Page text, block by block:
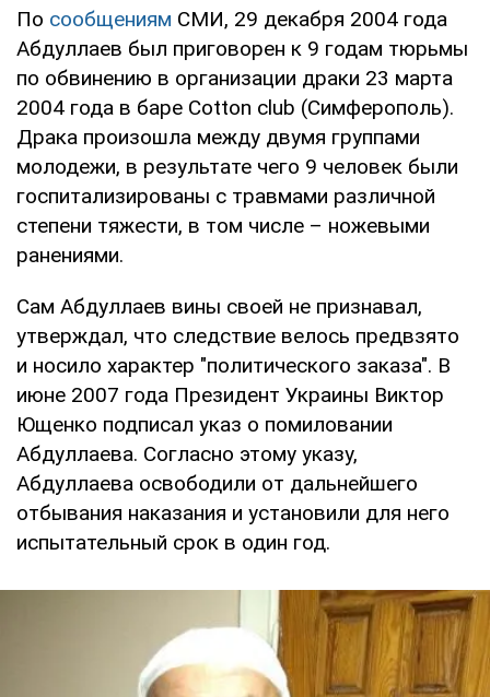
По сообщениям СМИ, 29 декабря 2004 года
Абдуллаев был приговорен к 9 годам тюрьмы
по обвинению в организации драки 23 марта
2004 года в баре Cotton club (Симферополь).
Драка произошла между двумя группами
молодежи, в результате чего 9 человек были
госпитализированы с травмами различной
степени тяжести, в том числе – ножевыми
ранениями.
Сам Абдуллаев вины своей не признавал,
утверждал, что следствие велось предвзято
и носило характер "политического заказа". В
июне 2007 года Президент Украины Виктор
Ющенко подписал указ о помиловании
Абдуллаева. Согласно этому указу,
Абдуллаева освободили от дальнейшего
отбывания наказания и установили для него
испытательный срок в один год.